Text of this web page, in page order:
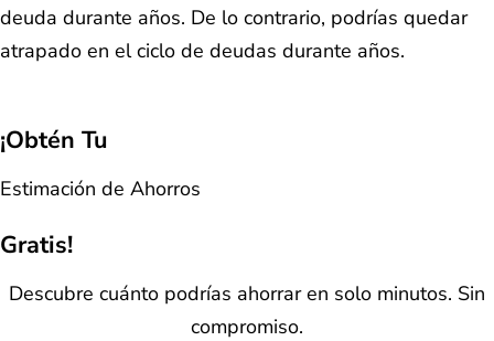
deuda durante años. De lo contrario, podrías quedar
atrapado en el ciclo de deudas durante años.
¡Obtén Tu
Estimación de Ahorros
Gratis!
Descubre cuánto podrías ahorrar en solo minutos. Sin
compromiso.